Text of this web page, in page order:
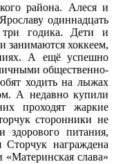
района. Алеся и
одиннадцать
годика. Дети и
занимаются хоккеем,
А ещё успешно
общественно-
ходить на лыжах
А недавно купили
проходят жаркие
сторонники не
здорового питания,
награждена
«Материнская слава»